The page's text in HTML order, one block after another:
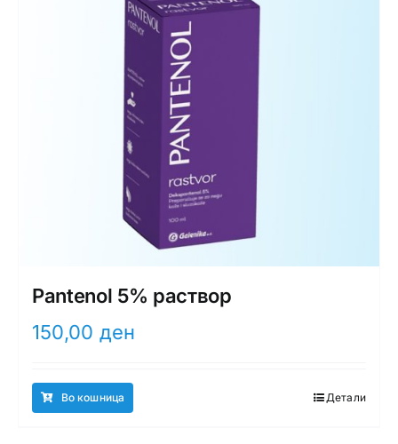
Pantenol 5% раствор
150,00 ден
Во кошница Детали